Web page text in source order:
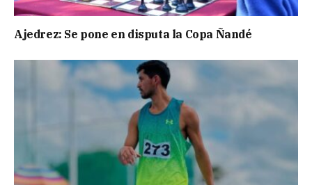
Ajedrez: Se pone en disputa la Copa Ñandé